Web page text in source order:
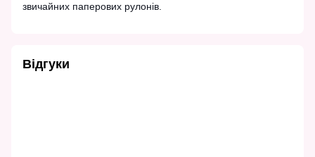
звичайних паперових рулонів.
Відгуки